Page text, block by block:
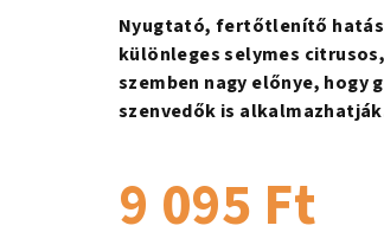
átlagos
értékelése
Nyugtató, fertőtlenítő
különleges selymes
szemben nagy előnye, hogy
szenvedők is
9 095 Ft